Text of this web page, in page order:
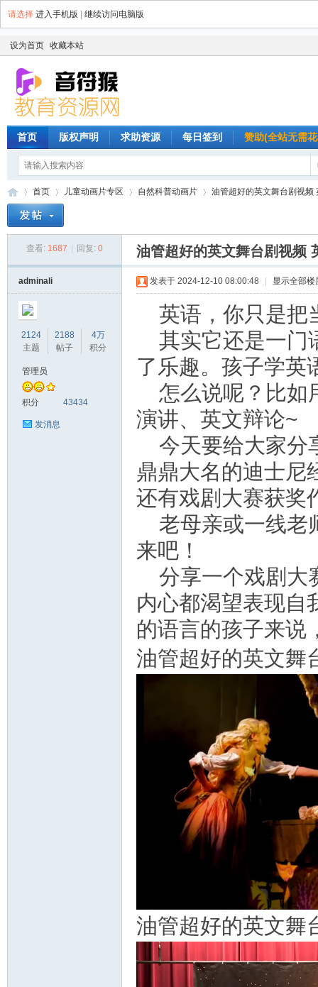
请选择 进入手机版 继续访问电脑版
设为首页 收藏本站
首页 版权声明 求助资源 每日签到 赞助(全站无需
首页
›
儿童动画片专区 自然科普动画片
›
油管超好的英文舞台剧视频
查看: 1687 回复: 0 油管超好的英文舞台剧视频
adminali
2124
主题
2188
帖子
4万
积分
管理员
积分 43434
发消息
发表于 2024-12-10 08:00:48 显示全部楼
英语，你只是把
其实它还是一门
了乐趣。孩子学英
怎么说呢？比如
演讲、英文辩论~
今天要给大家分
鼎鼎大名的迪士尼
还有戏剧大赛获奖
老母亲或一线老
来吧！
分享一个戏剧大
内心都渴望表现自
的语言的孩子来说
油管超好的英文舞
油管超好的英文舞